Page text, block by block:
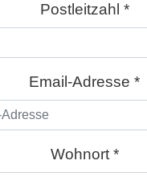
Postleitzahl *
Email-Adresse *
Wohnort *